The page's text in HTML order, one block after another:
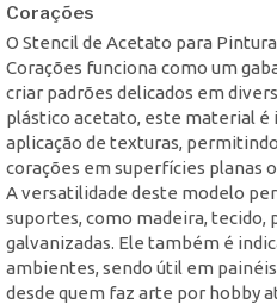
Corações
O Stencil de Acetato para Pintura
Corações funciona como um
criar padrões delicados em
plástico acetato, este material é
aplicação de texturas,
corações em superfícies planas
A versatilidade deste modelo
suportes, como madeira, tecido,
galvanizadas. Ele também é
ambientes, sendo útil em
desde quem faz arte por hobby